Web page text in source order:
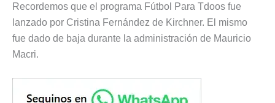
Recordemos que el programa Fútbol Para Tdoos fue
lanzado por Cristina Fernández de Kirchner. El mismo
fue dado de baja durante la administración de Mauricio
Macri.